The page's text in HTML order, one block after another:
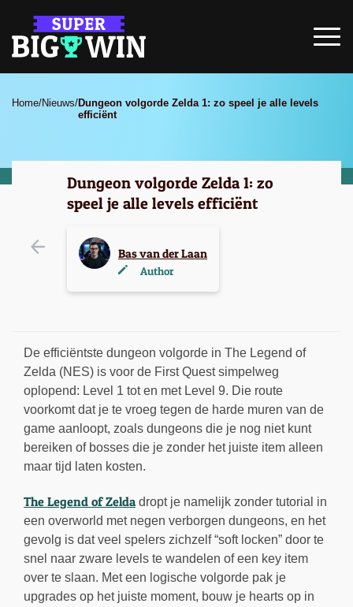
Home/Nieuws/Dungeon volgorde Zelda 1: zo speel je alle levels
efficiënt
Dungeon volgorde Zelda 1: zo
speel je alle levels efficiënt
Bas van der Laan
Author
De efficiëntste dungeon volgorde in The Legend of
Zelda (NES) is voor de First Quest simpelweg
oplopend: Level 1 tot en met Level 9. Die route
voorkomt dat je te vroeg tegen de harde muren van de
game aanloopt, zoals dungeons die je nog niet kunt
bereiken of bosses die je zonder het juiste item alleen
maar tijd laten kosten.
The Legend of Zelda dropt je namelijk zonder tutorial in
een overworld met negen verborgen dungeons, en het
gevolg is dat veel spelers zichzelf “soft locken” door te
snel naar zware levels te wandelen of een key item
over te slaan. Met een logische volgorde pak je
upgrades op het juiste moment, bouw je hearts op in